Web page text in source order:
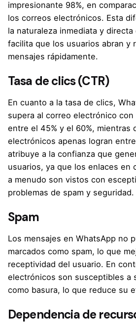
impresionante 98%, en
los correos electrónicos. Esta
la naturaleza inmediata y
facilita que los usuarios abran y
mensajes rápidamente.
Tasa de clics (CTR)
En cuanto a la tasa de clics,
supera al correo electrónico
entre el 45% y el 60%, mientras
electrónicos apenas logran
atribuye a la confianza que
usuarios, ya que los enlaces en
a menudo son vistos con
problemas de spam y seguridad.
Spam
Los mensajes en WhatsApp no
marcados como spam, lo que
receptividad del usuario. En
electrónicos son susceptibles a
como basura, lo que reduce su
Dependencia de